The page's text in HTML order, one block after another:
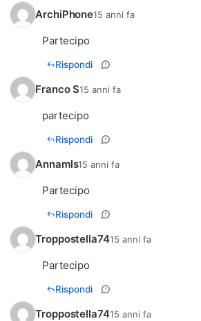
ArchiPhone15 anni fa
Partecipo
Rispondi
Franco S15 anni fa
partecipo
Rispondi
Annamls15 anni fa
Partecipo
Rispondi
Troppostella7415 anni fa
Partecipo
Rispondi
Troppostella7415 anni fa